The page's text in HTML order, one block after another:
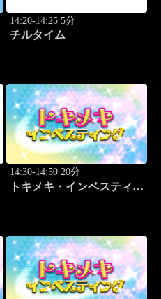
14:20-14:25 5分
チルタイム
14:30-14:50 20分
トキメキ・インベスティン